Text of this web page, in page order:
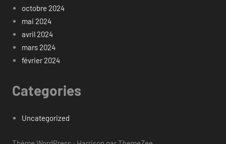
octobre 2024
mai 2024
avril 2024
mars 2024
février 2024
Categories
Uncategorized